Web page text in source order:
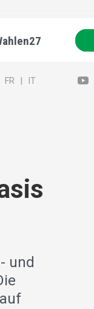
FR IT
und